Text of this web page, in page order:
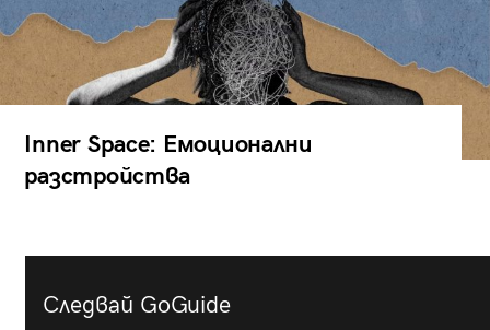
Inner Space: Емоционални
разстройства
Следвай GoGuide